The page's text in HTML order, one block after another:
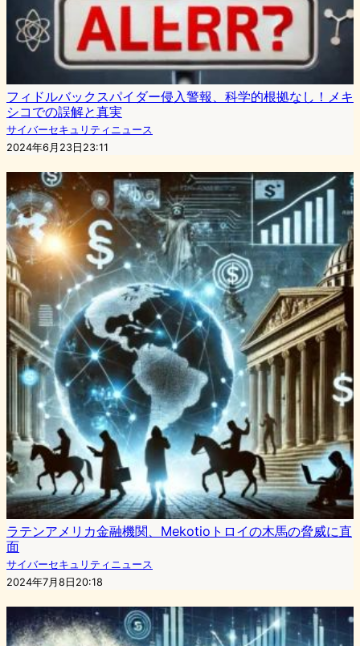
フィドルバックスパイダー侵入警報、科学的根拠なし！メキ
シコでの誤解と真実
サイバーセキュリティニュース
2024年6月23日23:11
ラテンアメリカ金融機関、Mekotioトロイの木馬の脅威に直
面
サイバーセキュリティニュース
2024年7月8日20:18